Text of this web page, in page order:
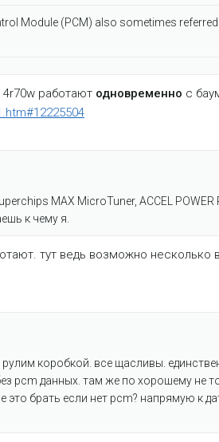
Module (PCM) also sometimes
4r70w работают одновременно с
MAX MicroTuner, ACCEL POWER
к чему я.
тут ведь возможно несколько
коробкой. все щасливы.
pcm данных. там же по хорошему не
брать если нет pcm? напрямую к